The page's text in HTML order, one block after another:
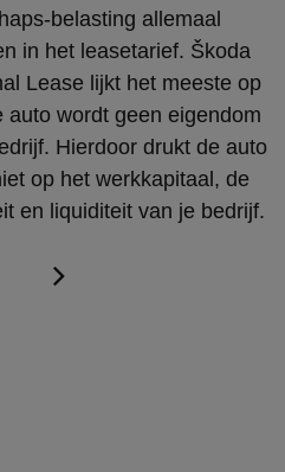
belasting allemaal
in het leasetarief. Škoda
Lease lijkt het meeste op
auto wordt geen eigendom
Hierdoor drukt de auto
op het werkkapitaal, de
en liquiditeit van je bedrijf.